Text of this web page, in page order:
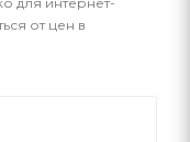
от цен в